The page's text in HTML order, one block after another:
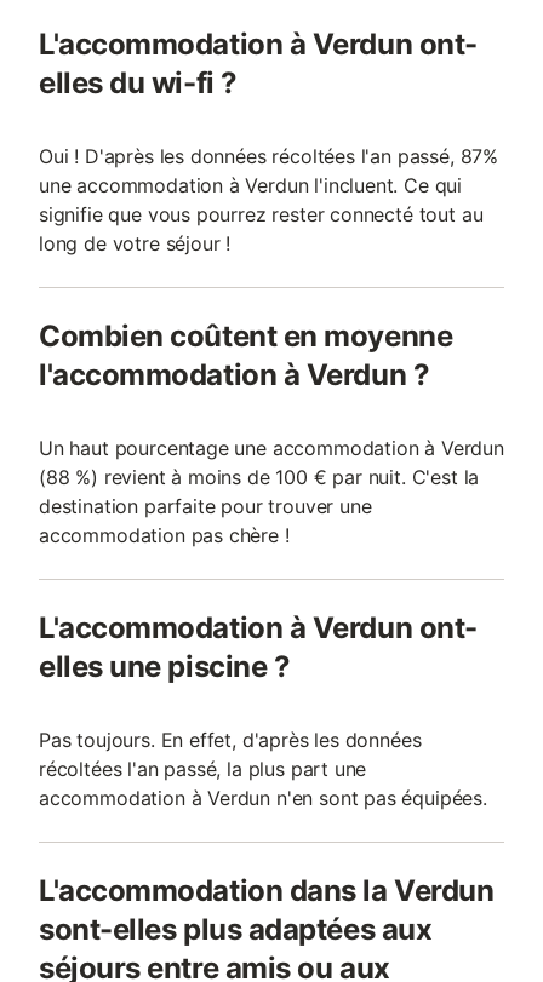
L'accommodation à Verdun ont-
elles du wi-fi ?
Oui ! D'après les données récoltées l'an passé, 87%
une accommodation à Verdun l'incluent. Ce qui
signifie que vous pourrez rester connecté tout au
long de votre séjour !
Combien coûtent en moyenne
l'accommodation à Verdun ?
Un haut pourcentage une accommodation à Verdun
(88 %) revient à moins de 100 € par nuit. C'est la
destination parfaite pour trouver une
accommodation pas chère !
L'accommodation à Verdun ont-
elles une piscine ?
Pas toujours. En effet, d'après les données
récoltées l'an passé, la plus part une
accommodation à Verdun n'en sont pas équipées.
L'accommodation dans la Verdun
sont-elles plus adaptées aux
séjours entre amis ou aux